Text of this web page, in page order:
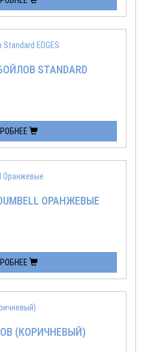
STANDARD
ОРАНЖЕВЫЕ
(КОРИЧНЕВЫЙ)